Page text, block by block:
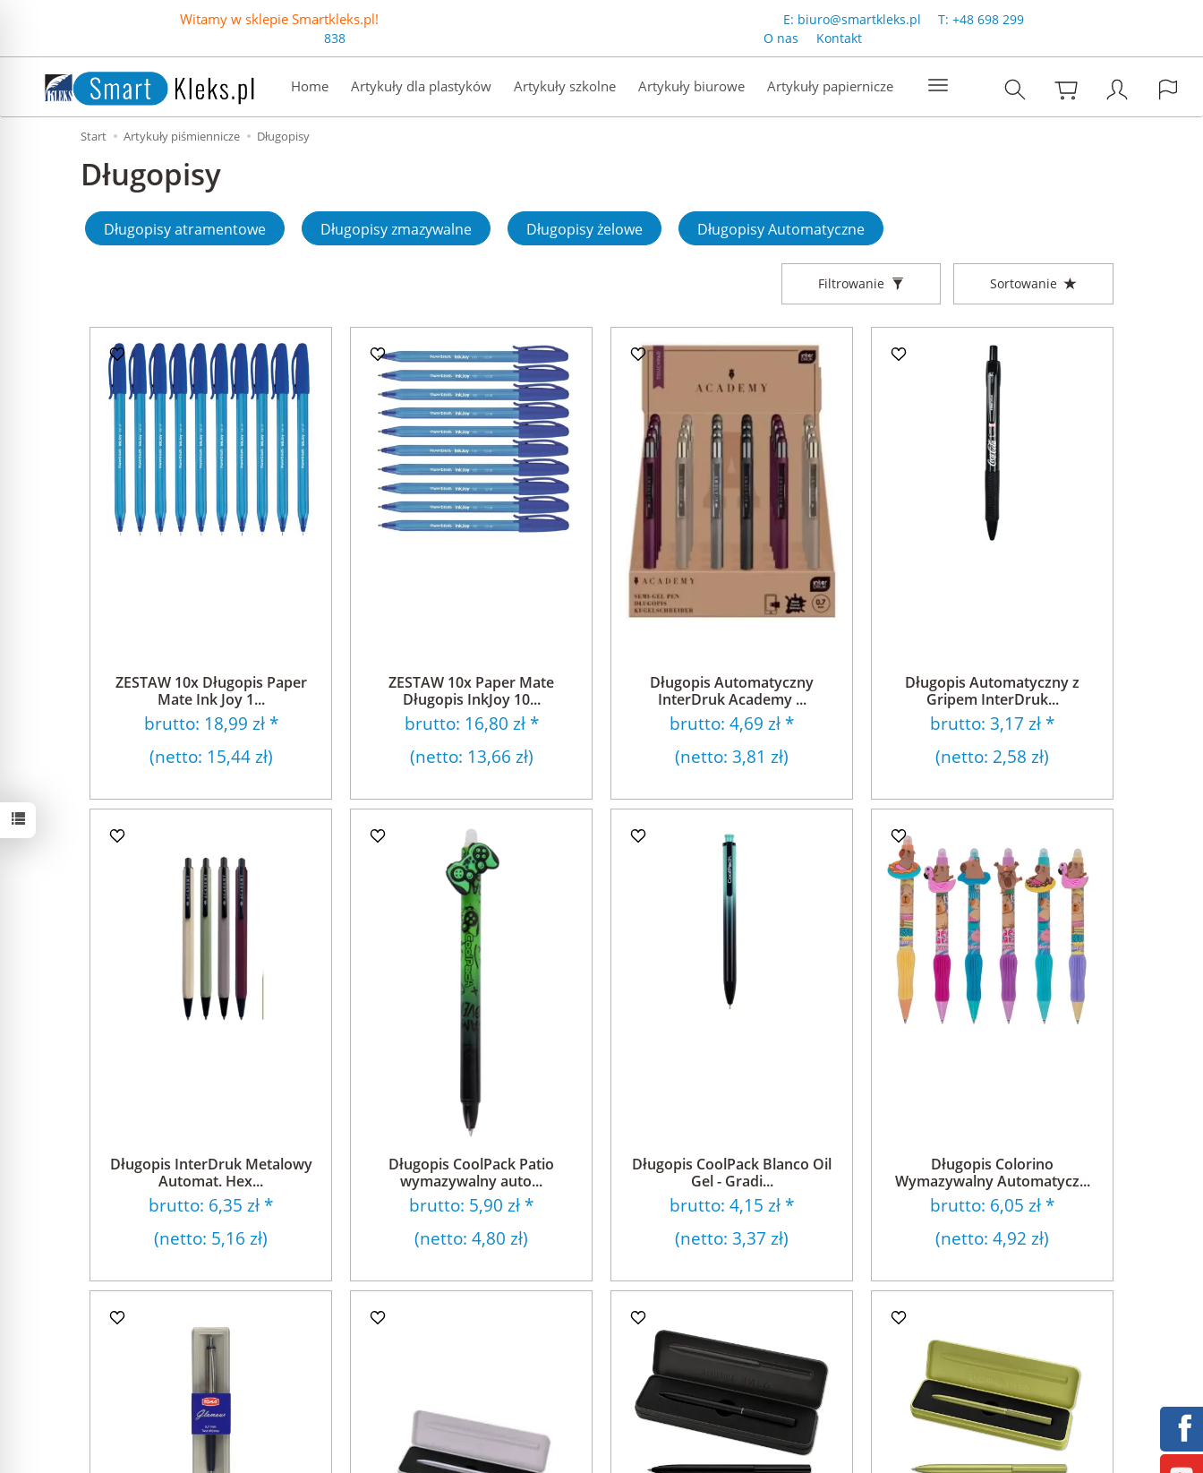
Witamy w sklepie Smartkleks.pl! E: biuro@smartkleks.pl T: +48 698 299
838
O nas Kontakt
Home Artykuły dla plastyków Artykuły szkolne Artykuły biurowe Artykuły papiernicze
Start Artykuły piśmiennicze Długopisy
Długopisy
Długopisy atramentowe Długopisy zmazywalne Długopisy żelowe Długopisy Automatyczne
Filtrowanie Sortowanie
ZESTAW 10x Długopis Paper
Mate Ink Joy 1...
brutto: 18,99 zł*
(netto: 15,44 zł)
ZESTAW 10x Paper Mate
Długopis InkJoy 10...
brutto: 16,80 zł*
(netto: 13,66 zł)
Długopis Automatyczny
InterDruk Academy ...
brutto: 4,69 zł *
(netto: 3,81 zł)
Długopis Automatyczny z
Gripem InterDruk...
brutto: 3,17 zł *
(netto: 2,58 zł)
Długopis InterDruk Metalowy
Automat. Hex...
brutto: 6,35 zł *
(netto: 5,16 zł)
Długopis CoolPack Patio
wymazywalny auto...
brutto: 5,90 zł *
(netto: 4,80 zł)
Długopis CoolPack Blanco Oil
Gel - Gradi...
brutto: 4,15 zł *
(netto: 3,37 zł)
Długopis Colorino
Wymazywalny Automatycz...
brutto: 6,05 zł *
(netto: 4,92 zł)